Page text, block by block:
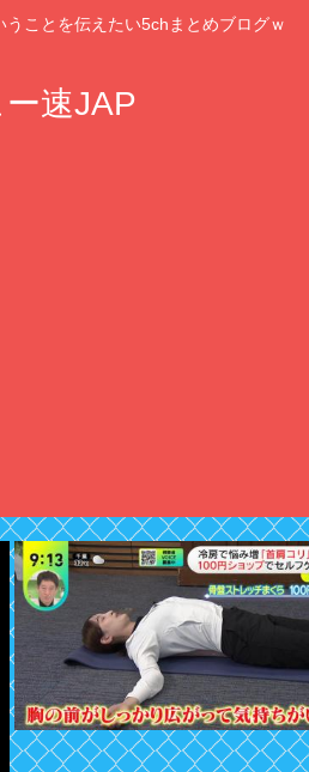
ことを伝えたい5chまとめブログｗ
速JAP